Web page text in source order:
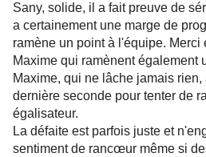
Sany, solide, il a fait preuve de
a certainement une marge de
ramène un point à l'équipe. Merci
Maxime qui ramènent également
Maxime, qui ne lâche jamais
dernière seconde pour tenter de
égalisateur.
La défaite est parfois juste et
sentiment de rancœur même si